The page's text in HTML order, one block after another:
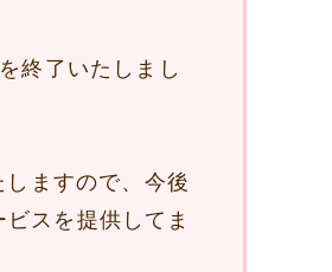
終了いたしまし
ますので、今後
スを提供してま